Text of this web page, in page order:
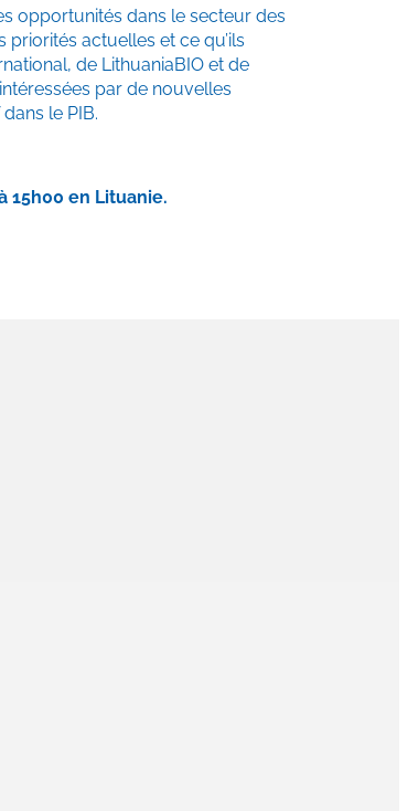
opportunités dans le secteur des
actuelles et ce qu’ils
de LithuaniaBIO et de
par de nouvelles
le PIB.
15h00 en Lituanie.